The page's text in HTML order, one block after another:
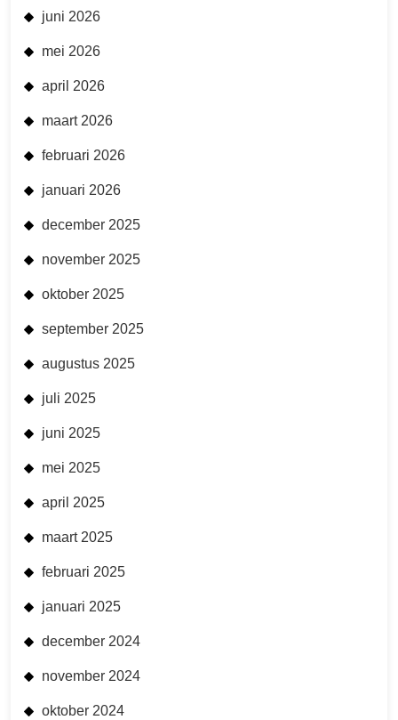
juni 2026
mei 2026
april 2026
maart 2026
februari 2026
januari 2026
december 2025
november 2025
oktober 2025
september 2025
augustus 2025
juli 2025
juni 2025
mei 2025
april 2025
maart 2025
februari 2025
januari 2025
december 2024
november 2024
oktober 2024